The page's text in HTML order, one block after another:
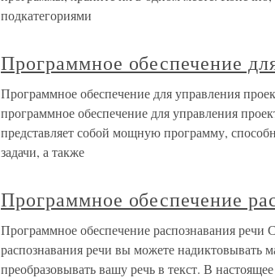
подкатегориями
Программное обеспечение
Программное обеспечение для управления
программное обеспечение для управления
представляет собой мощную программу,
задачи, а также
Программное обеспечение
Программное обеспечение распознавания
распознавания речи вы можете надиктовывать
преобразовывать вашу речь в текст. В